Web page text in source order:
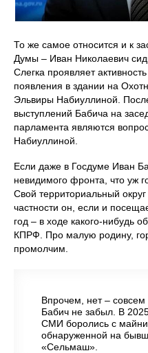
То же самое относится и к
Думы – Иван Николаевич
Слегка проявляет
появления в здании на
Эльвиры Набиуллиной.
выступлений Бабича на
парламента являются
Набиуллиной.
Если даже в Госдуме Иван
невидимого фронта, что уж
Свой территориальный
частности он, если и
год – в ходе какого-нибудь
КПРФ. Про малую родину,
промолчим.
Впрочем, нет –
Бабич не забыл. В
СМИ боролись с
обнаруженной на
«Сельмаш».